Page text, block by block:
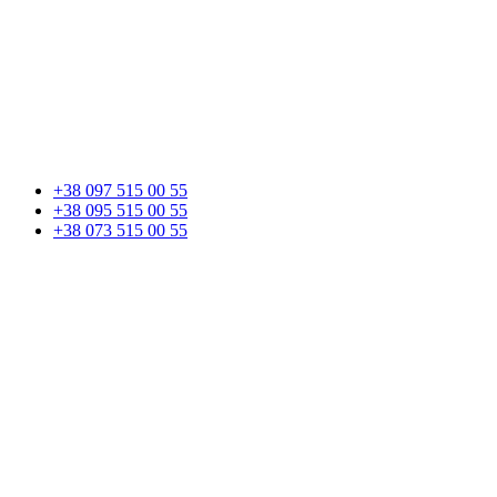
+38 097 515 00 55
+38 095 515 00 55
+38 073 515 00 55